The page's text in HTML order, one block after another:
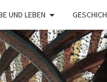
UND LEBEN